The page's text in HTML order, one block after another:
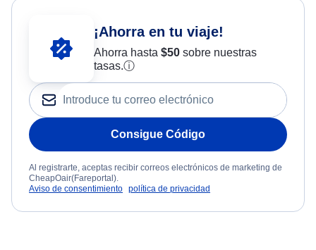
¡Ahorra en tu viaje!
Ahorra hasta $50sobre nuestras
tasas.ⓘ
Consigue Código
Al registrarte, aceptas recibir correos electrónicos de marketing de
CheapOair(Fareportal).
Aviso de consentimiento política de privacidad